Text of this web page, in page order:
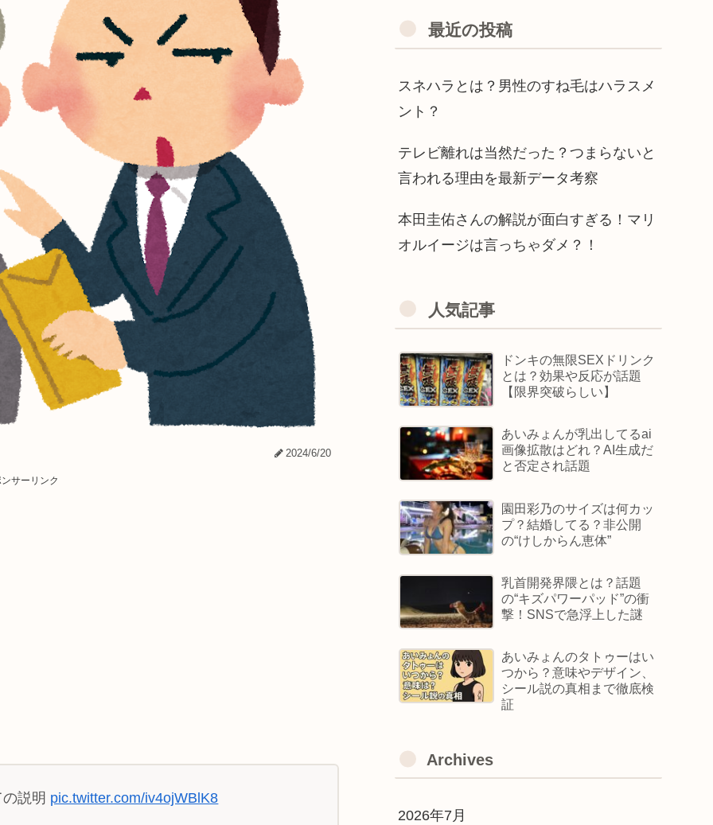
2024/6/20
サーリンク
説明 pic.twitter.com/iv4ojWBlK8
最近の投稿
スネハラとは？男性のすね毛はハラスメ
ント？
テレビ離れは当然だった？つまらないと
言われる理由を最新データ考察
本田圭佑さんの解説が面白すぎる！マリ
オルイージは言っちゃダメ？！
人気記事
ドンキの無限SEXドリンク
とは？効果や反応が話題
【限界突破らしい】
あいみょんが乳出してるai
画像拡散はどれ？AI生成だ
と否定され話題
園田彩乃のサイズは何カッ
プ？結婚してる？非公開
の“けしからん恵体”
乳首開発界隈とは？話題
の“キズパワーパッド”の衝
撃！SNSで急浮上した謎
あいみょんのタトゥーはい
つから？意味やデザイン、
シール説の真相まで徹底検
証
Archives
2026年7月